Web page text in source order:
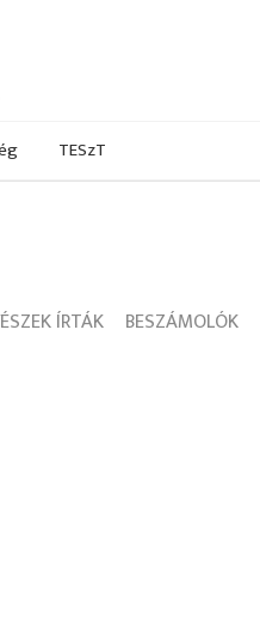
TESzT
ÍRTÁK BESZÁMOLÓK